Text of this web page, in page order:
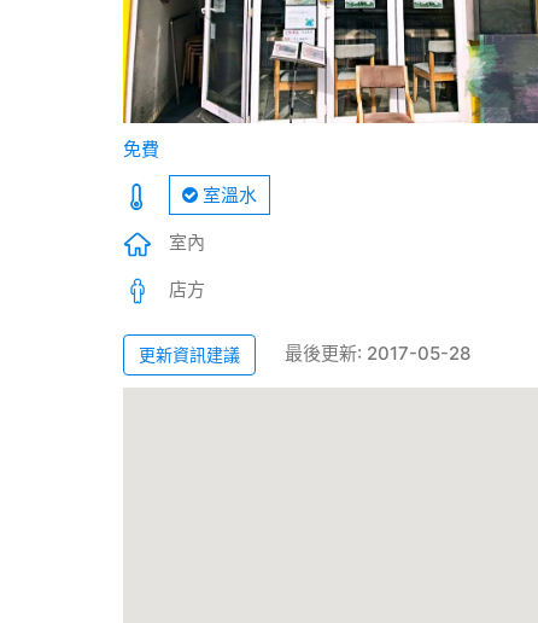
免費
室溫水
室內
店方
更新資訊建議 最後更新: 2017-05-28